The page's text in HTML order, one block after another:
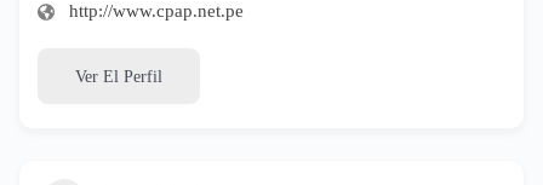
http://www.cpap.net.pe
Ver El Perfil